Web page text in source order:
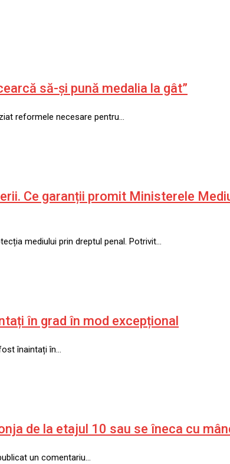
să-și pună medalia la gât”
reformele necesare pentru…
Ce garanții promit Ministerele
mediului prin dreptul penal. Potrivit…
în grad în mod excepțional
înaintați în…
de la etajul 10 sau se îneca cu
un comentariu…